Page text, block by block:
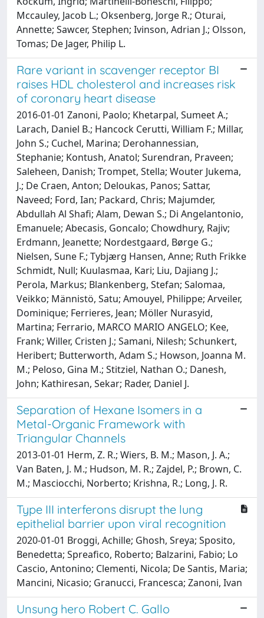
Mccauley, Jacob L.; Oksenberg, Jorge R.; Oturai,
Annette; Sawcer, Stephen; Ivinson, Adrian J.; Olsson,
Tomas; De Jager, Philip L.
Rare variant in scavenger receptor BI
raises HDL cholesterol and increases risk
of coronary heart disease
2016-01-01 Zanoni, Paolo; Khetarpal, Sumeet A.;
Larach, Daniel B.; Hancock Cerutti, William F.; Millar,
John S.; Cuchel, Marina; Derohannessian,
Stephanie; Kontush, Anatol; Surendran, Praveen;
Saleheen, Danish; Trompet, Stella; Wouter Jukema,
J.; De Craen, Anton; Deloukas, Panos; Sattar,
Naveed; Ford, Ian; Packard, Chris; Majumder,
Abdullah Al Shafi; Alam, Dewan S.; Di Angelantonio,
Emanuele; Abecasis, Goncalo; Chowdhury, Rajiv;
Erdmann, Jeanette; Nordestgaard, Børge G.;
Nielsen, Sune F.; Tybjærg Hansen, Anne; Ruth Frikke
Schmidt, Null; Kuulasmaa, Kari; Liu, Dajiang J.;
Perola, Markus; Blankenberg, Stefan; Salomaa,
Veikko; Männistö, Satu; Amouyel, Philippe; Arveiler,
Dominique; Ferrieres, Jean; Möller Nurasyid,
Martina; Ferrario, MARCO MARIO ANGELO; Kee,
Frank; Willer, Cristen J.; Samani, Nilesh; Schunkert,
Heribert; Butterworth, Adam S.; Howson, Joanna M.
M.; Peloso, Gina M.; Stitziel, Nathan O.; Danesh,
John; Kathiresan, Sekar; Rader, Daniel J.
Separation of Hexane Isomers in a
Metal-Organic Framework with
Triangular Channels
2013-01-01 Herm, Z. R.; Wiers, B. M.; Mason, J. A.;
Van Baten, J. M.; Hudson, M. R.; Zajdel, P.; Brown, C.
M.; Masciocchi, Norberto; Krishna, R.; Long, J. R.
Type III interferons disrupt the lung
epithelial barrier upon viral recognition
2020-01-01 Broggi, Achille; Ghosh, Sreya; Sposito,
Benedetta; Spreafico, Roberto; Balzarini, Fabio; Lo
Cascio, Antonino; Clementi, Nicola; De Santis, Maria;
Mancini, Nicasio; Granucci, Francesca; Zanoni, Ivan
Unsung hero Robert C. Gallo